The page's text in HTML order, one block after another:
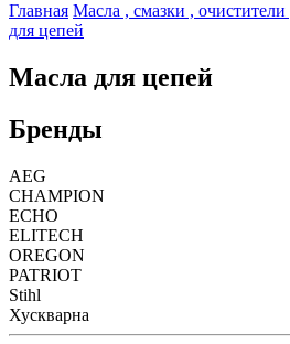
Главная Масла , смазки ,
для цепей
Масла для цепей
Бренды
AEG
CHAMPION
ECHO
ELITECH
OREGON
PATRIOT
Stihl
Хускварна